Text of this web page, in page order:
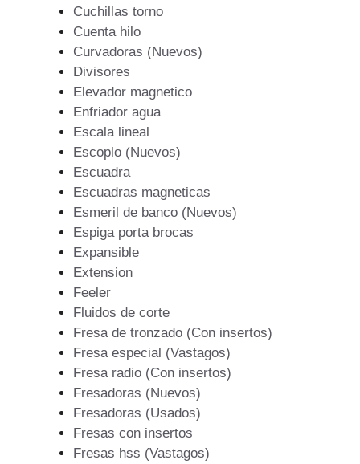
Cuchillas torno
Cuenta hilo
Curvadoras (Nuevos)
Divisores
Elevador magnetico
Enfriador agua
Escala lineal
Escoplo (Nuevos)
Escuadra
Escuadras magneticas
Esmeril de banco (Nuevos)
Espiga porta brocas
Expansible
Extension
Feeler
Fluidos de corte
Fresa de tronzado (Con insertos)
Fresa especial (Vastagos)
Fresa radio (Con insertos)
Fresadoras (Nuevos)
Fresadoras (Usados)
Fresas con insertos
Fresas hss (Vastagos)